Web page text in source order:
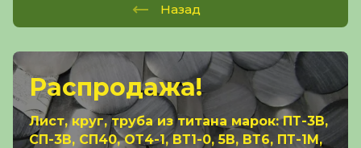
Распродажа!
Лист, круг, труба из титана марок: ПТ-3В,
СП-3В, СП40, ОТ4-1, ВТ1-0, 5В, ВТ6, ПТ-1М,
Назад